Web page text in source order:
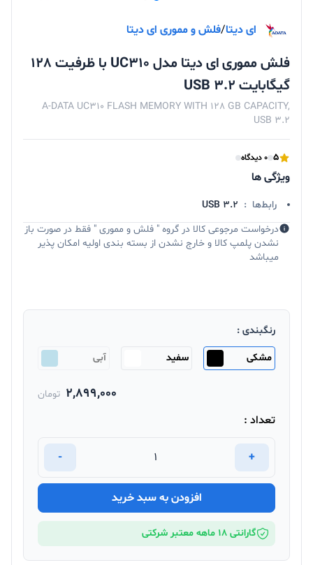
ای دیتا/فلش و مموری ای دیتا
فلش مموری ای دیتا مدل UC310 با ظرفیت 128
گیگابایت USB 3.2
A-DATA UC310 FLASH MEMORY WITH 128 GB CAPACITY,
USB 3.2
5 0 دیدگاه
ویژگی ها
رابط‌ها :
USB 3.2
درخواست مرجوعی کالا در گروه " فلش و مموری " فقط در صورت باز
نشدن پلمپ کالا و خارج نشدن از بسته بندی اولیه امکان پذیر
میباشد
رنگبندی :
مشکی سفید آبی
2,899,000 تومان
تعداد :
+
-
افزودن به سبد خرید
گارانتی 18 ماهه معتبر شرکتی